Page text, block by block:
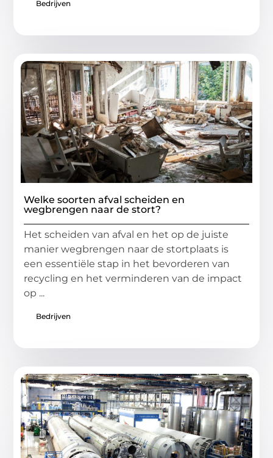
Bedrijven
Welke soorten afval scheiden en
wegbrengen naar de stort?
Het scheiden van afval en het op de juiste
manier wegbrengen naar de stortplaats is
een essentiële stap in het bevorderen van
recycling en het verminderen van de impact
op ...
Bedrijven